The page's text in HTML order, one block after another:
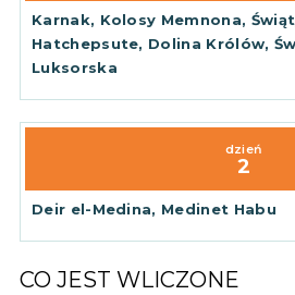
Karnak, Kolosy Memnona,
Hatchepsute, Dolina Królów,
Luksorska
dzień
2
Deir el-Medina, Medinet Habu
CO JEST WLICZONE